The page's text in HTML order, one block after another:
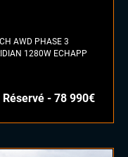
AWD PHASE 3
1280W ECHAPP
Réservé - 78 990€